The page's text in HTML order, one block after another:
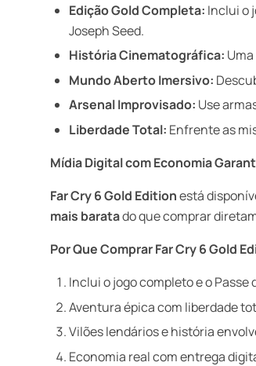
Edição Gold Completa: Inclui o
Joseph Seed.
História Cinematográfica:
Mundo Aberto Imersivo:
Arsenal Improvisado: Use
Liberdade Total: Enfrente as
Mídia Digital com Economia
Far Cry 6 Gold Editionestá
mais baratado que comprar
Por Que Comprar Far Cry 6 Gold
Inclui o jogo completo e o Passe
Aventura épica com liberdade
Vilões lendários e história
Economia real com entrega